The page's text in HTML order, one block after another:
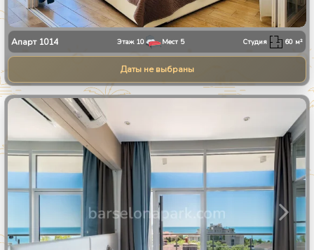
Апарт 1014 Этаж 10 Мест 5 Студия 60 м²
Даты не выбраны